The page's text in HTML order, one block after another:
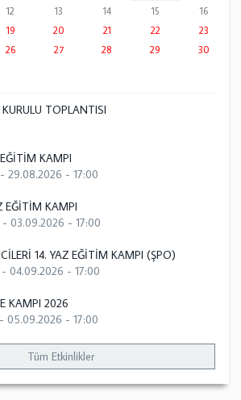
12 13 14 15
16
19 20 21 22
23
26 27 28 29
30
TOPLANTISI
KAMPI
- 29.08.2026 - 17:00
EĞİTİM KAMPI
- 03.09.2026 - 17:00
14. YAZ EĞİTİM KAMPI (ŞPO)
- 04.09.2026 - 17:00
KAMPI 2026
- 05.09.2026 - 17:00
Tüm Etkinlikler